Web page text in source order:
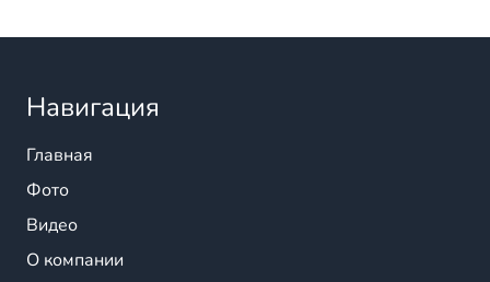
Навигация
Главная
Фото
Видео
О компании